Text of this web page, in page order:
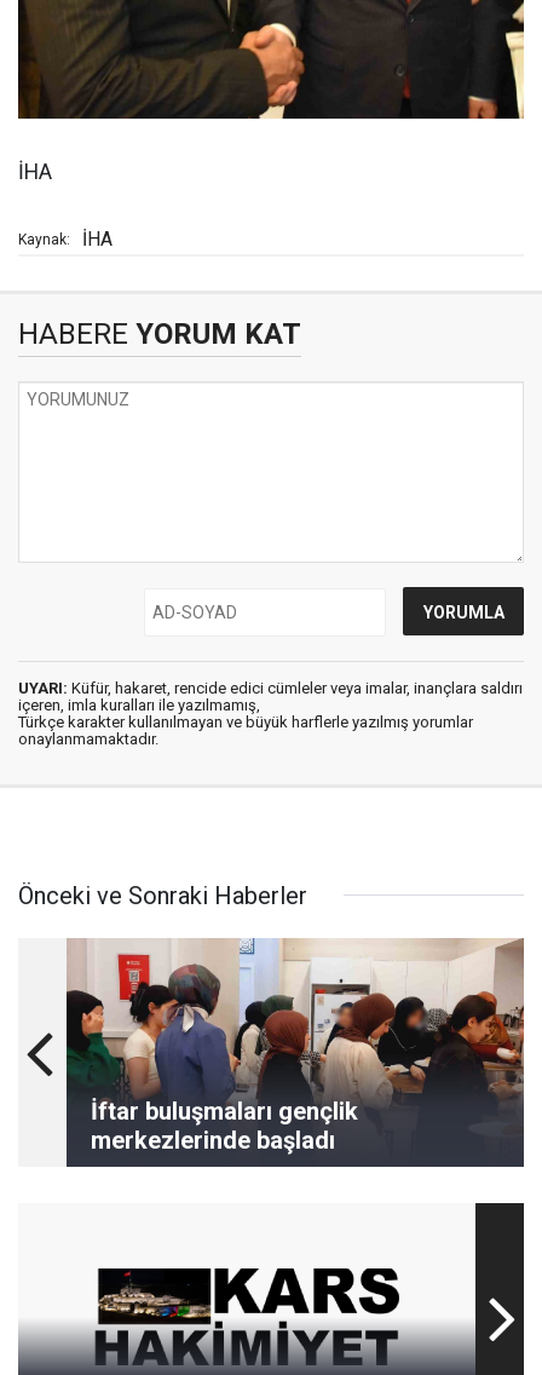
İHA
Kaynak: İHA
HABERE YORUM KAT
UYARI: Küfür, hakaret, rencide edici cümleler veya imalar, inançlara saldırı
içeren, imla kuralları ile yazılmamış,
Türkçe karakter kullanılmayan ve büyük harflerle yazılmış yorumlar
onaylanmamaktadır.
Önceki ve Sonraki Haberler
İftar buluşmaları gençlik
merkezlerinde başladı